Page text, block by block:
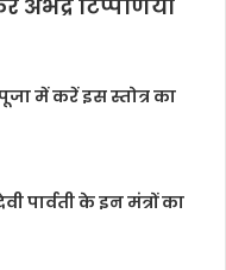
टिप्पणियाँ
में करें इस स्तोत्र का
पार्वती के इन मंत्रों का